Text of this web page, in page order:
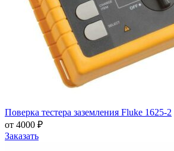
Поверка тестера заземления Fluke 1625-2
от 4000 ₽
Заказать